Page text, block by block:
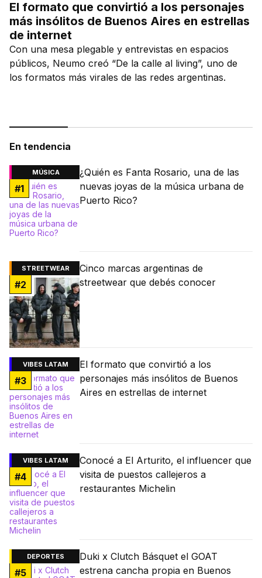
El formato que convirtió a los personajes
más insólitos de Buenos Aires en estrellas
de internet
Con una mesa plegable y entrevistas en espacios
públicos, Neumo creó “De la calle al living”, uno de
los formatos más virales de las redes argentinas.
En tendencia
MÚSICA
#1
¿Quién es Fanta Rosario, una de las
nuevas joyas de la música urbana de
Puerto Rico?
STREETWEAR
#2
Cinco marcas argentinas de
streetwear que debés conocer
VIBES LATAM
#3
El formato que convirtió a los
personajes más insólitos de Buenos
Aires en estrellas de internet
VIBES LATAM
#4
Conocé a El Arturito, el influencer que
visita de puestos callejeros a
restaurantes Michelin
DEPORTES
#5
Duki x Clutch Básquet el GOAT
estrena cancha propia en Buenos